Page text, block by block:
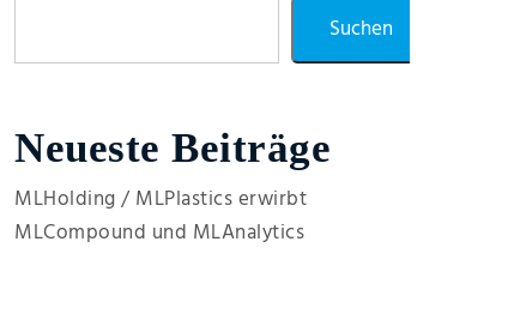
Suchen
Neueste Beiträge
MLHolding / MLPlastics erwirbt
MLCompound und MLAnalytics